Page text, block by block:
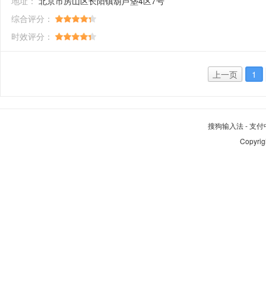
综合评分：
时效评分：
上一页 1
搜狗输入法-支付